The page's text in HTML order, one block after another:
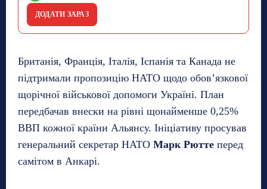
ДОДАТИ ЗАРАЗ
Британія, Франція, Італія, Іспанія та Канада не
підтримали пропозицію НАТО щодо обов’язкової
щорічної військової допомоги Україні. План
передбачав внески на рівні щонайменше 0,25%
ВВП кожної країни Альянсу. Ініціативу просував
генеральний секретар НАТО Марк Рютте перед
самітом в Анкарі.